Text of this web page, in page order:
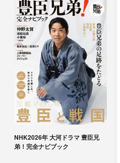
NHK2026年 大河ドラマ 豊臣兄
弟！完全ナビブック